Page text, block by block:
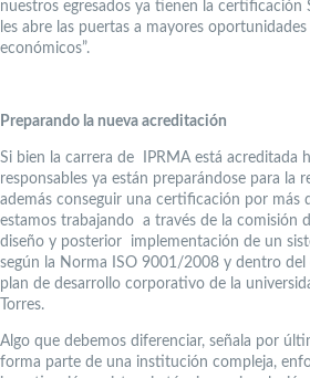
nuestros egresados ya tienen la certificación
les abre las puertas a mayores
económicos”.
Preparando la nueva acreditación
Si bien la carrera de IPRMA está acreditada
responsables ya están preparándose para la
además conseguir una certificación por más
estamos trabajando a través de la comisión
diseño y posterior implementación de un
según la Norma ISO 9001/2008 y dentro del
plan de desarrollo corporativo de la
Torres.
Algo que debemos diferenciar, señala por
forma parte de una institución compleja,